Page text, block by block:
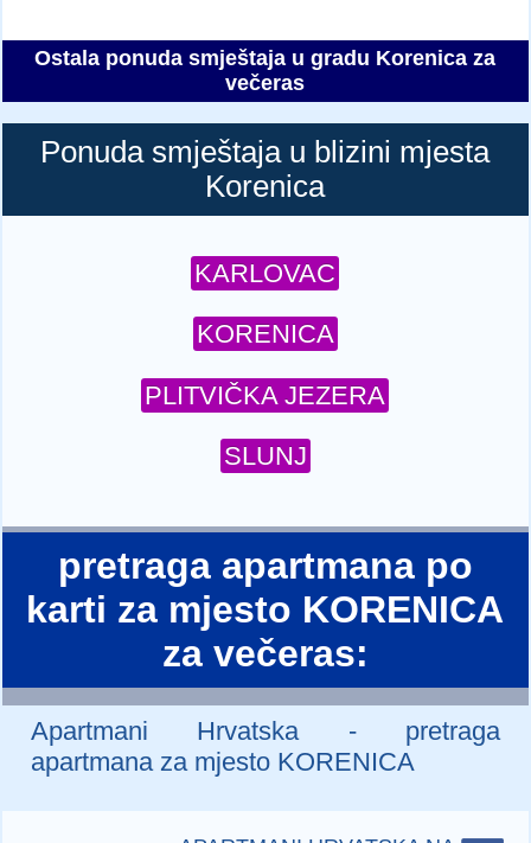
Ostala ponuda smještaja u gradu Korenica za
večeras
Ponuda smještaja u blizini mjesta
Korenica
KARLOVAC
KORENICA
PLITVIČKA JEZERA
SLUNJ
pretraga apartmana po
karti za mjesto KORENICA
za večeras:
Apartmani Hrvatska - pretraga
apartmana za mjesto KORENICA